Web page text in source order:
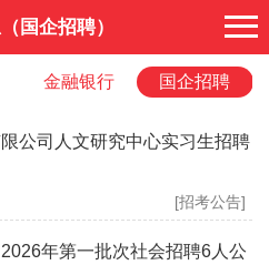
国企招聘）
金融银行 国企招聘
公司人文研究中心实习生招聘
[招考公告]
年第一批次社会招聘6人公